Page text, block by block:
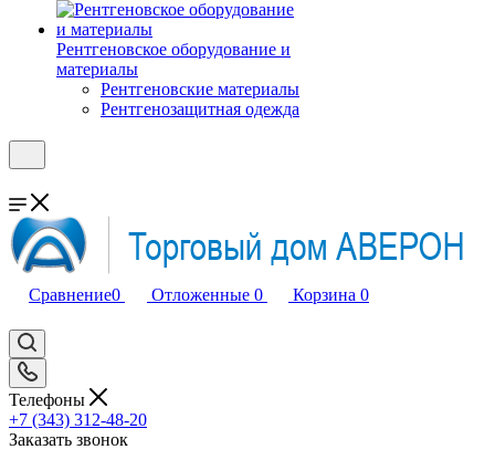
Рентгеновское оборудование и
материалы
Рентгеновские материалы
Рентгенозащитная одежда
Сравнение0 Отложенные 0 Корзина 0
Телефоны
+7 (343) 312-48-20
Заказать звонок